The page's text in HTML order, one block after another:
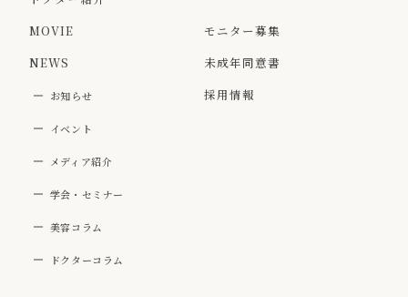
MOVIE
NEWS
お知らせ
イベント
メディア紹介
学会・セミナー
美容コラム
ドクターコラム
モニター募集
未成年同意書
採用情報